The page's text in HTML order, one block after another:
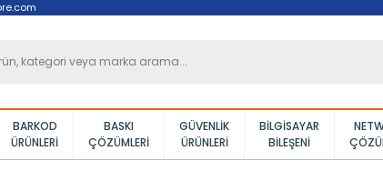
BARKOD
ÜRÜNLERI
BASKI
ÇÖZÜMLERI
GÜVENLIK
ÜRÜNLERI
BILGISAYAR
BILEŞENI